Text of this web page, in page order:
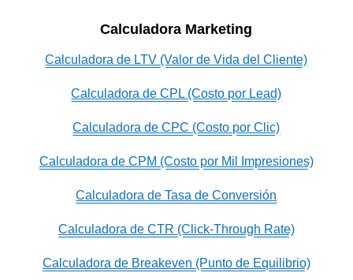
Calculadora Marketing
Calculadora de LTV (Valor de Vida del Cliente)
Calculadora de CPL (Costo por Lead)
Calculadora de CPC (Costo por Clic)
Calculadora de CPM (Costo por Mil Impresiones)
Calculadora de Tasa de Conversión
Calculadora de CTR (Click-Through Rate)
Calculadora de Breakeven (Punto de Equilibrio)